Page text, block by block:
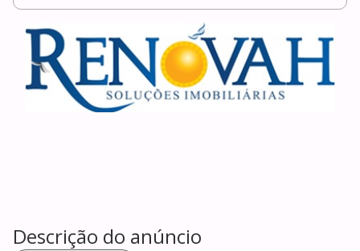
Descrição do anúncio